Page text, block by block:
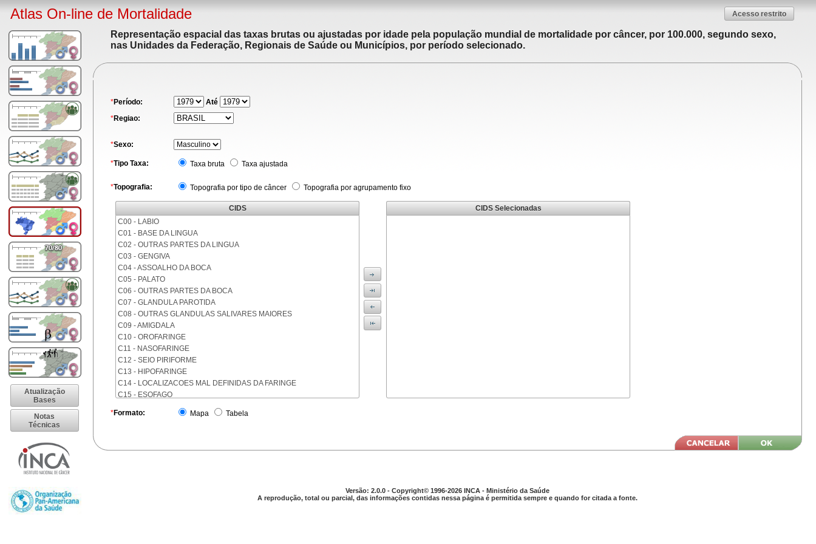
Atlas On-line de Mortalidade Acesso restrito
Atualização
Bases
Notas
Técnicas
Representação espacial das taxas brutas ou ajustadas por idade pela população mundial de mortalidade por câncer, por 100.000, segundo sexo,
nas Unidades da Federação, Regionais de Saúde ou Municípios, por período selecionado.
*Período:
Até
*Regiao:
*Sexo:
*Tipo Taxa: Taxa bruta Taxa ajustada
*Topografia: Topografia por tipo de câncer Topografia por agrupamento fixo
CIDS
C00 - LABIO
C01 - BASE DA LINGUA
C02 - OUTRAS PARTES DA LINGUA
C03 - GENGIVA
C04 - ASSOALHO DA BOCA
C05 - PALATO
C06 - OUTRAS PARTES DA BOCA
C07 - GLANDULA PAROTIDA
C08 - OUTRAS GLANDULAS SALIVARES MAIORES
C09 - AMIGDALA
C10 - OROFARINGE
C11 - NASOFARINGE
C12 - SEIO PIRIFORME
C13 - HIPOFARINGE
C14 - LOCALIZACOES MAL DEFINIDAS DA FARINGE
C15 - ESOFAGO
C17 - INTESTINO DELGADO
C20 - RETO
C24 - OUTRAS PARTES DAS VIAS BILIARES
CIDS Selecionadas
*Formato: Mapa Tabela
Versão: 2.0.0 - Copyright© 1996-2026 INCA - Ministério da Saúde
A reprodução, total ou parcial, das informações contidas nessa página é permitida sempre e quando for citada a fonte.